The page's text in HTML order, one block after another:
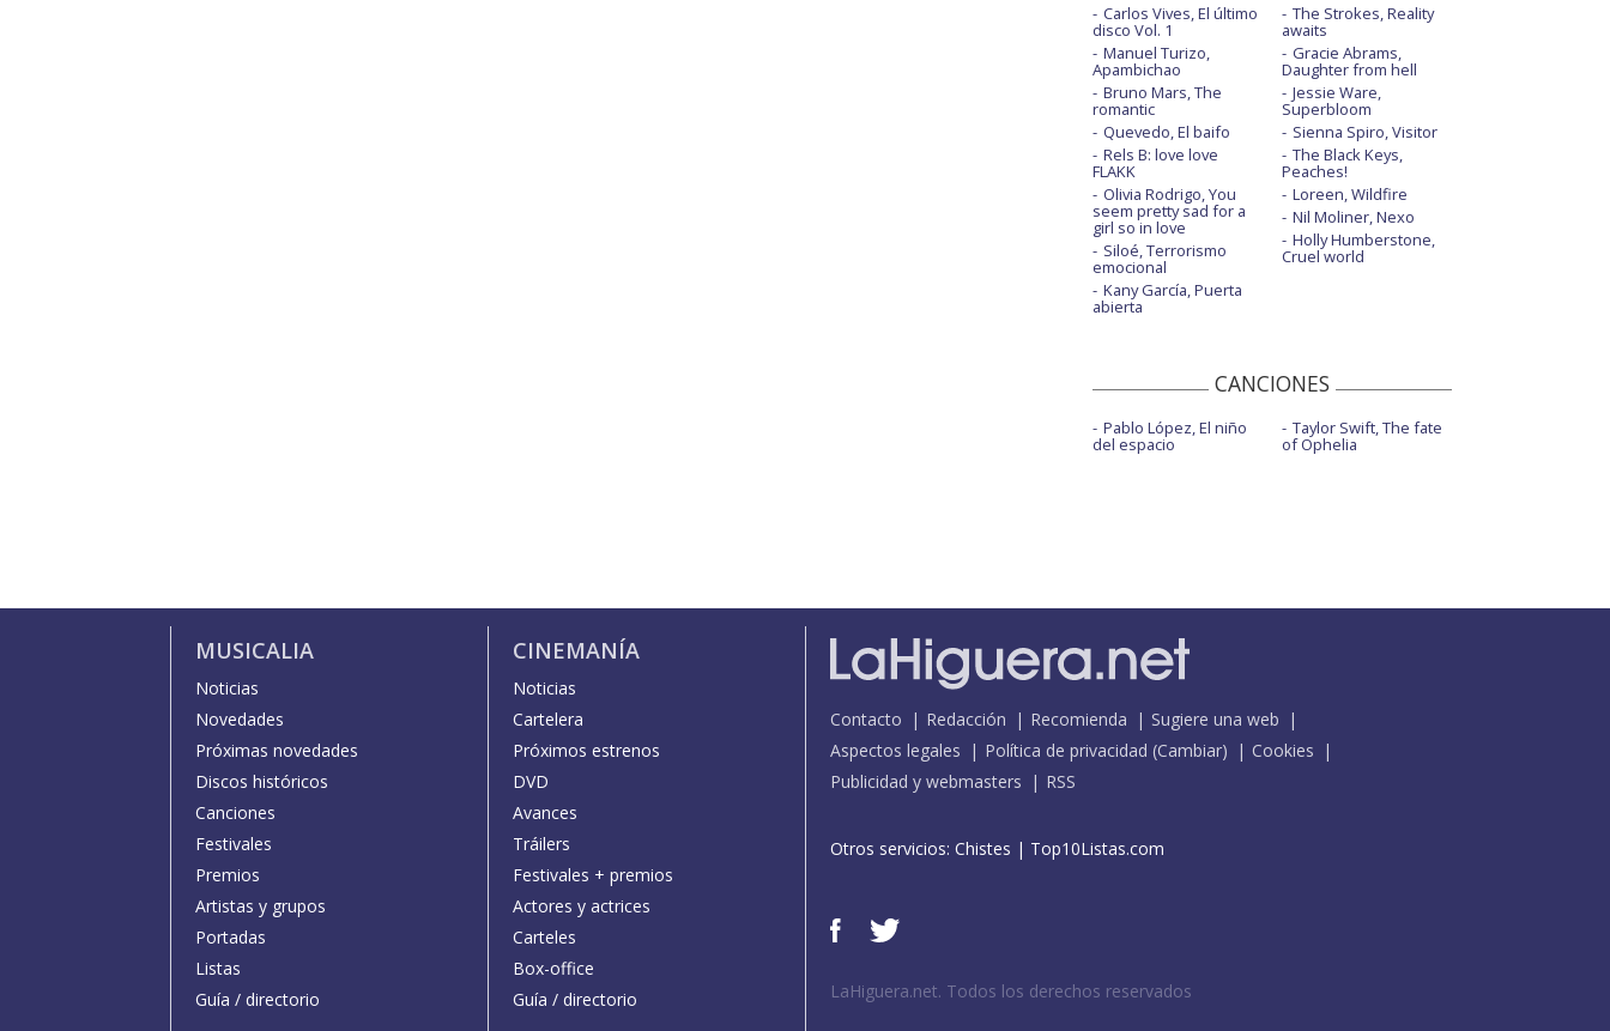
Carlos Vives, El último
disco Vol. 1
Manuel Turizo,
Apambichao
Bruno Mars, The
romantic
Quevedo, El baifo
Rels B: love love
FLAKK
Olivia Rodrigo, You
seem pretty sad for a
girl so in love
Siloé, Terrorismo
emocional
Kany García, Puerta
abierta
The Strokes, Reality
awaits
Gracie Abrams,
Daughter from hell
Jessie Ware,
Superbloom
Sienna Spiro, Visitor
The Black Keys,
Peaches!
Loreen, Wildfire
Nil Moliner, Nexo
Holly Humberstone,
Cruel world
CANCIONES
Pablo López, El niño
del espacio
Taylor Swift, The fate
of Ophelia
MUSICALIA
Noticias
Novedades
Próximas novedades
Discos históricos
Canciones
Festivales
Premios
Artistas y grupos
Portadas
Listas
Guía / directorio
CINEMANÍA
Noticias
Cartelera
Próximos estrenos
DVD
Avances
Tráilers
Festivales + premios
Actores y actrices
Carteles
Box-office
Guía / directorio
Contacto Redacción Recomienda
Sugiere una web
Aspectos legales
Política de privacidad (Cambiar)
Cookies
Publicidad y webmasters
RSS
Otros servicios: Chistes | Top10Listas.com
LaHiguera.net. Todos los derechos reservados